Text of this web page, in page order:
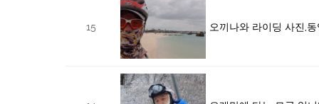
15 오끼나와 라이딩 사진,